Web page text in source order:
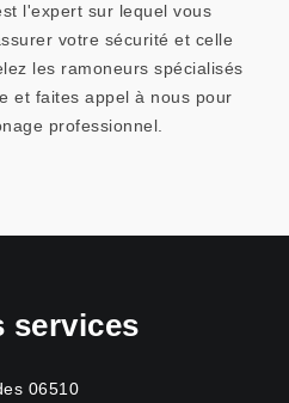
l'expert sur lequel vous
votre sécurité et celle
les ramoneurs spécialisés
et faites appel à nous pour
professionnel.
services
06510